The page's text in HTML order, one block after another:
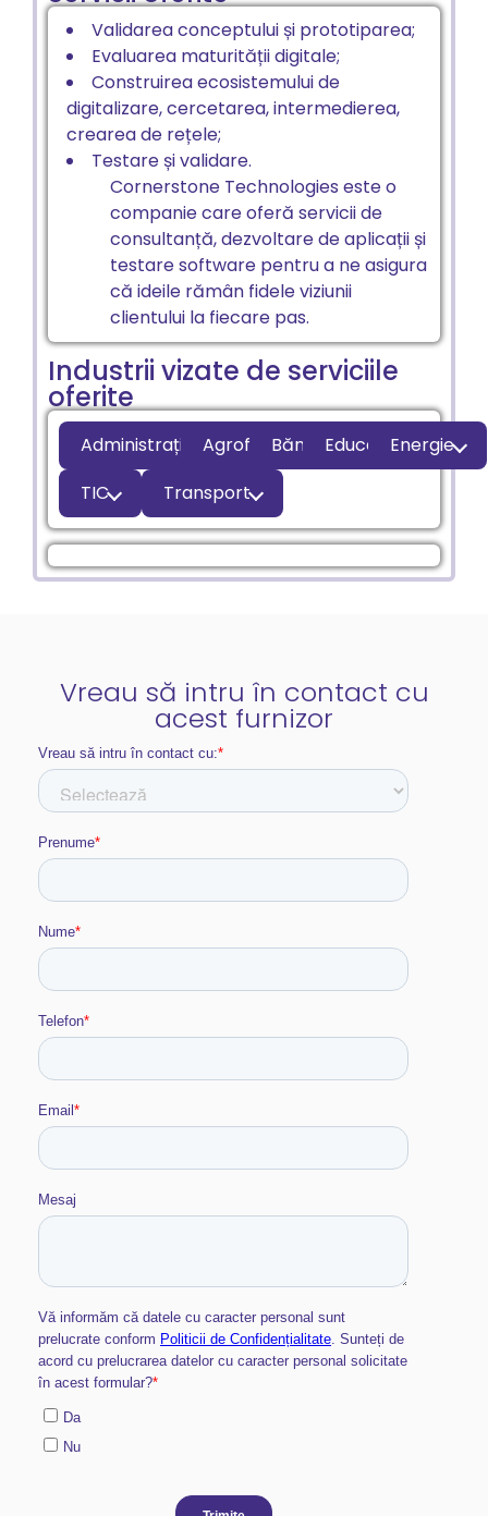
Validarea conceptului și prototiparea;
Evaluarea maturității digitale;
Construirea ecosistemului de
digitalizare, cercetarea, intermedierea,
crearea de rețele;
Testare și validare.
Cornerstone Technologies este o
companie care oferă servicii de
consultanță, dezvoltare de aplicații și
testare software pentru a ne asigura
că ideile rămân fidele viziunii
clientului la fiecare pas.
Industrii vizate de serviciile
oferite
Administrație publică
AgrofoodBănci EducațieEnergie
TIC
Transport
Vreau să intru în contact cu
acest furnizor​